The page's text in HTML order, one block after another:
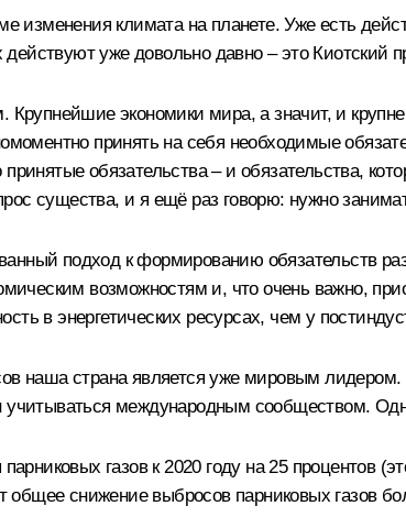
изменения климата на планете. Уже есть
уже довольно давно – это Киотский
Крупнейшие экономики мира, а значит, и
принять на себя необходимые
обязательства – и обязательства,
существа, и я ещё раз говорю: нужно
подход к формированию обязательств
возможностям и, что очень важно,
в энергетических ресурсах, чем у
наша страна является уже мировым
международным сообществом.
газов к 2020 году на 25 процентов
общее снижение выбросов парниковых газов